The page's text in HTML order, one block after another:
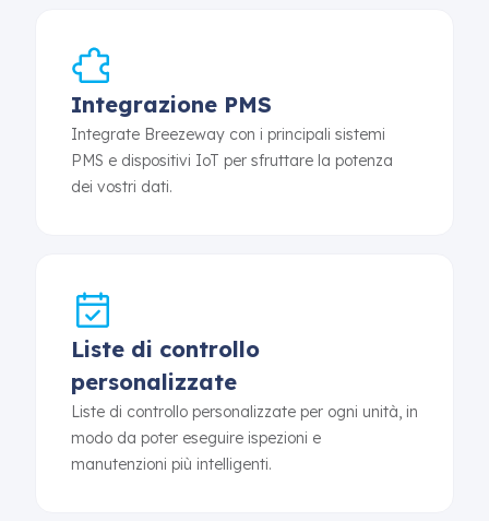
Integrazione PMS
Integrate Breezeway con i principali sistemi
PMS e dispositivi IoT per sfruttare la potenza
dei vostri dati.
Liste di controllo
personalizzate
Liste di controllo personalizzate per ogni unità, in
modo da poter eseguire ispezioni e
manutenzioni più intelligenti.